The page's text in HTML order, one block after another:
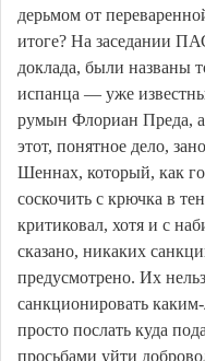
дерьмом от
итоге? На заседании
доклада, были названы
испанца — уже
румын Флориан Преда,
этот, понятное дело,
Шеннах, который, как
соскочить с крючка в
критиковал, хотя и с
сказано, никаких
предусмотрено. Их
санкционировать
просто послать куда
просьбами уйти